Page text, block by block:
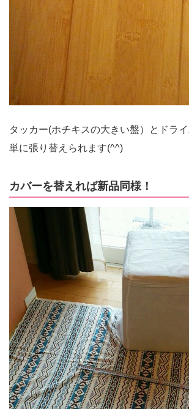
タッカー(ホチキスの大きい盤）とドラ
単に張り替えられます(^^)
カバーを替えれば新品同様！